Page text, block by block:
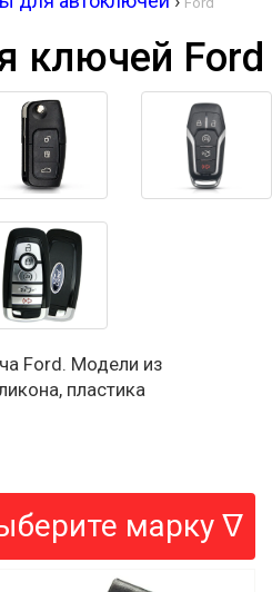
ключей Ford
Ford. Модели из
пластика
марку ᐁ